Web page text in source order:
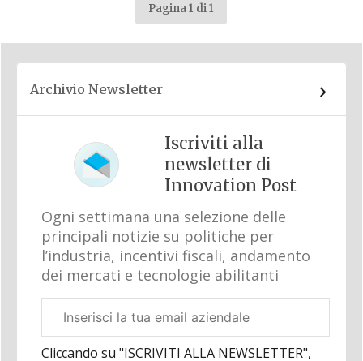
Pagina 1 di 1
Archivio Newsletter
Iscriviti alla
newsletter di
Innovation Post
Ogni settimana una selezione delle
principali notizie su politiche per
l’industria, incentivi fiscali, andamento
dei mercati e tecnologie abilitanti
aziendale
Cliccando su "ISCRIVITI ALLA NEWSLETTER",